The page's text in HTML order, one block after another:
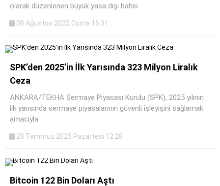
olarak düzenlenen büyük yasa dışı bahis
08 Ağustos 2025 Cuma 16:31
SPK’den 2025’in İlk Yarısında 323 Milyon Liralık
Ceza
ANKARA/TEKHA Sermaye Piyasası Kurulu (SPK), 2025 yılının
ilk yarısında sermaye piyasalarının güvenli işleyişini sağlamak
amacıyla
28 Temmuz 2025 Pazartesi 12:28
Bitcoin 122 Bin Doları Aştı